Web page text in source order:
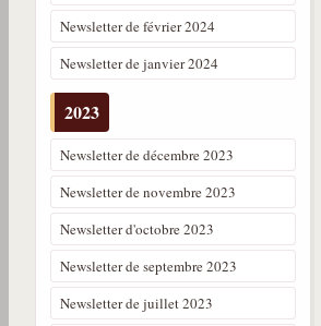
Newsletter de février 2024
Newsletter de janvier 2024
2023
Newsletter de décembre 2023
Newsletter de novembre 2023
Newsletter d'octobre 2023
Newsletter de septembre 2023
Newsletter de juillet 2023